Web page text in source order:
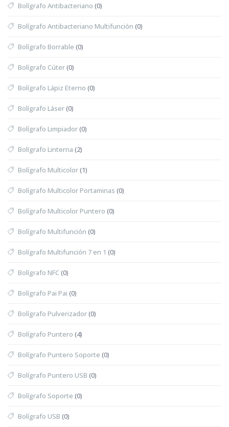
Bolígrafo Antibacteriano (0)
Bolígrafo Antibacteriano Multifunción (0)
Bolígrafo Borrable (0)
Bolígrafo Cúter(0)
Bolígrafo Lápiz Eterno (0)
Bolígrafo Láser(0)
Bolígrafo Limpiador(0)
Bolígrafo Linterna (2)
Bolígrafo Multicolor(1)
Bolígrafo Multicolor Portaminas (0)
Bolígrafo Multicolor Puntero (0)
Bolígrafo Multifunción (0)
Bolígrafo Multifunción 7 en 1 (0)
Bolígrafo NFC(0)
Bolígrafo Pai Pai (0)
Bolígrafo Pulverizador(0)
Bolígrafo Puntero (4)
Bolígrafo Puntero Soporte (0)
Bolígrafo Puntero USB (0)
Bolígrafo Soporte (0)
Bolígrafo USB (0)